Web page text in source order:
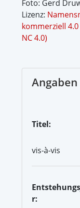
Foto: Gerd
Lizenz:
kommerziell
NC 4.0)
Titel:
vis-à-vis
r: